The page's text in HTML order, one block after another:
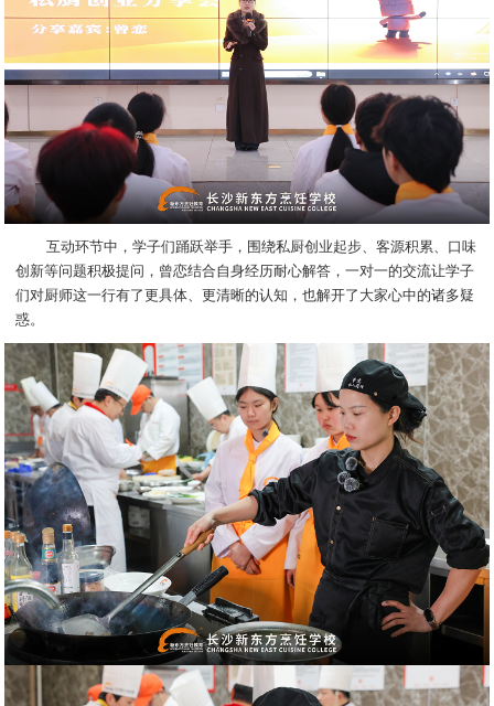
互动环节中，学子们踊跃举手，围绕私厨创业起步、客源积累、口味
创新等问题积极提问，曾恋结合自身经历耐心解答，一对一的交流让学子
们对厨师这一行有了更具体、更清晰的认知，也解开了大家心中的诸多疑
惑。